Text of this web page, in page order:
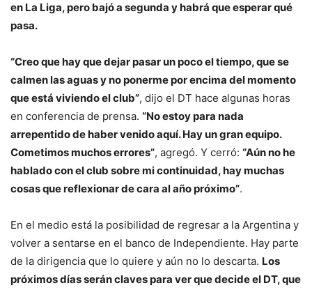
en La Liga, pero bajó a segunda y habrá que esperar qué
pasa.
“Creo que hay que dejar pasar un poco el tiempo, que se
calmen las aguas y no ponerme por encima del momento
que está viviendo el club”, dijo el DT hace algunas horas
en conferencia de prensa. “No estoy para nada
arrepentido de haber venido aquí. Hay un gran equipo.
Cometimos muchos errores”, agregó. Y cerró: “Aún no he
hablado con el club sobre mi continuidad, hay muchas
cosas que reflexionar de cara al año próximo”.
En el medio está la posibilidad de regresar a la Argentina y
volver a sentarse en el banco de Independiente. Hay parte
de la dirigencia que lo quiere y aún no lo descarta. Los
próximos días serán claves para ver que decide el DT, que